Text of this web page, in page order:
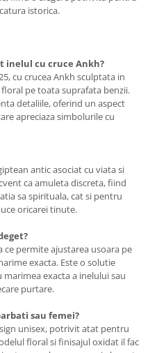
istorica.
inelul cu cruce Ankh?
cu crucea Ankh sculptata in
pe toata suprafata benzii.
detaliile, oferind un aspect
apreciaza simbolurile cu
antic asociat cu viata si
ca amuleta discreta, fiind
sa spirituala, cat si pentru
oricarei tinute.
ce permite ajustarea usoara pe
exacta. Este o solutie
exacta a inelului sau
purtare.
sau femei?
unisex, potrivit atat pentru
floral si finisajul oxidat il fac